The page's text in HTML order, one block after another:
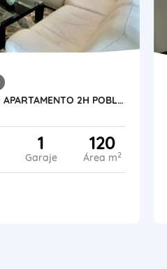
AMOBLADO HERMOSO APARTAMENTO 2H POBLADO - MEDELLÍN
1
Garaje
120
Área m2